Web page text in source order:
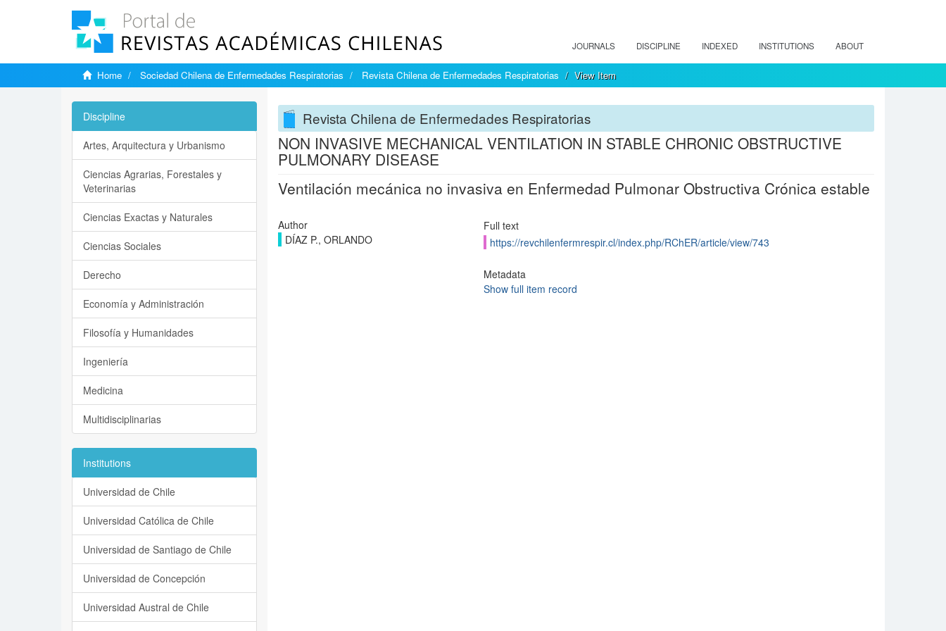
JOURNALS DISCIPLINE INDEXED INSTITUTIONS ABOUT
Home Sociedad Chilena de Enfermedades Respiratorias Revista Chilena de Enfermedades Respiratorias View Item
Revista Chilena de Enfermedades Respiratorias
NON INVASIVE MECHANICAL VENTILATION IN STABLE CHRONIC OBSTRUCTIVE
PULMONARY DISEASE
Ventilación mecánica no invasiva en Enfermedad Pulmonar Obstructiva Crónica estable
Author
DÍAZ P., ORLANDO
Full text
https://revchilenfermrespir.cl/index.php/RChER/article/view/743
Metadata
Show full item record
Discipline
Artes, Arquitectura y Urbanismo
Ciencias Agrarias, Forestales y
Veterinarias
Ciencias Exactas y Naturales
Ciencias Sociales
Derecho
Economía y Administración
Filosofía y Humanidades
Ingeniería
Medicina
Multidisciplinarias
Institutions
Universidad de Chile
Universidad Católica de Chile
Universidad de Santiago de Chile
Universidad de Concepción
Universidad Austral de Chile